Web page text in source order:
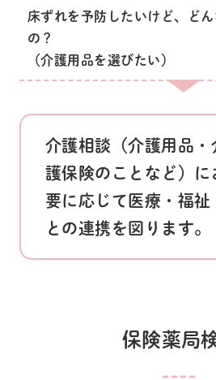
床ずれを予防したいけど、ど
の？
（介護用品を選びたい）
介護相談（介護用品・
護保険のことなど）に
要に応じて医療・福祉
との連携を図ります。
保険薬局